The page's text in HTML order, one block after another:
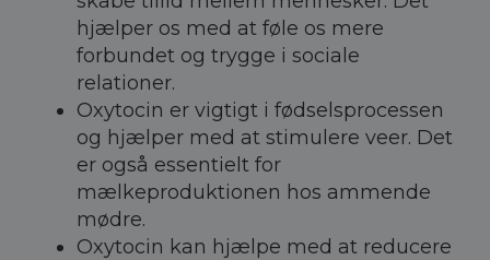
hjælper os med at føle os mere
forbundet og trygge i sociale
relationer.
Oxytocin er vigtigt i fødselsprocessen
og hjælper med at stimulere veer. Det
er også essentielt for
mælkeproduktionen hos ammende
mødre.
Oxytocin kan hjælpe med at reducere